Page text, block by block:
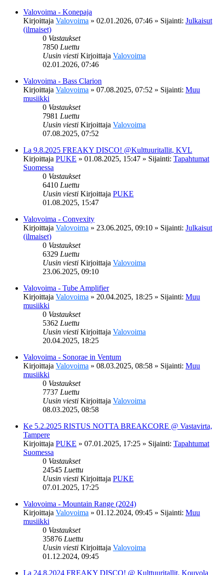
Valovoima - Konepaja
Kirjoittaja Valovoima » 02.01.2026, 07:46 » Sijainti: Julkaisut
(ilmaiset)
0 Vastaukset
7850 Luettu
Uusin viesti Kirjoittaja Valovoima
02.01.2026, 07:46
Valovoima - Bass Clarion
Kirjoittaja Valovoima » 07.08.2025, 07:52 » Sijainti: Muu
musiikki
0 Vastaukset
7981 Luettu
Uusin viesti Kirjoittaja Valovoima
07.08.2025, 07:52
La 9.8.2025 FREAKY DISCO! @Kulttuuritallit, KVL
Kirjoittaja PUKE » 01.08.2025, 15:47 » Sijainti: Tapahtumat
Suomessa
0 Vastaukset
6410 Luettu
Uusin viesti Kirjoittaja PUKE
01.08.2025, 15:47
Valovoima - Convexity
Kirjoittaja Valovoima » 23.06.2025, 09:10 » Sijainti: Julkaisut
(ilmaiset)
0 Vastaukset
6329 Luettu
Uusin viesti Kirjoittaja Valovoima
23.06.2025, 09:10
Valovoima - Tube Amplifier
Kirjoittaja Valovoima » 20.04.2025, 18:25 » Sijainti: Muu
musiikki
0 Vastaukset
5362 Luettu
Uusin viesti Kirjoittaja Valovoima
20.04.2025, 18:25
Valovoima - Sonorae in Ventum
Kirjoittaja Valovoima » 08.03.2025, 08:58 » Sijainti: Muu
musiikki
0 Vastaukset
7737 Luettu
Uusin viesti Kirjoittaja Valovoima
08.03.2025, 08:58
Ke 5.2.2025 RISTUS NOTTA BREAKCORE @ Vastavirta,
Tampere
Kirjoittaja PUKE » 07.01.2025, 17:25 » Sijainti: Tapahtumat
Suomessa
0 Vastaukset
24545 Luettu
Uusin viesti Kirjoittaja PUKE
07.01.2025, 17:25
Valovoima - Mountain Range (2024)
Kirjoittaja Valovoima » 01.12.2024, 09:45 » Sijainti: Muu
musiikki
0 Vastaukset
35876 Luettu
Uusin viesti Kirjoittaja Valovoima
01.12.2024, 09:45
La 24.8.2024 FREAKY DISCO! @ Kulttuuritallit, Kouvola